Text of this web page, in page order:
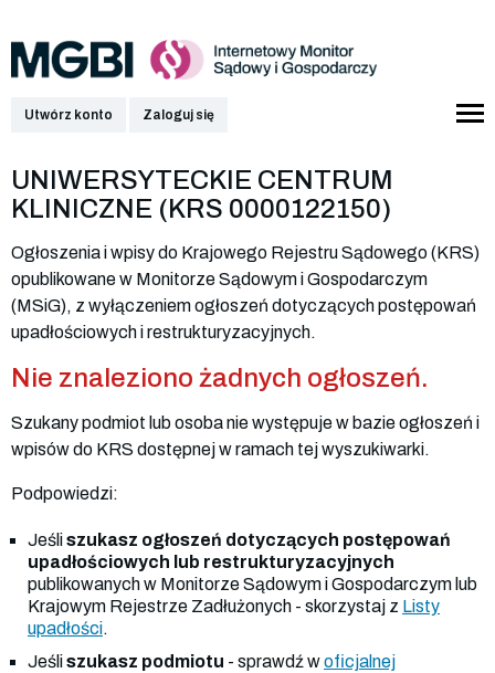
Utwórz konto Zaloguj się
UNIWERSYTECKIE CENTRUM
KLINICZNE (KRS 0000122150)
Ogłoszenia i wpisy do Krajowego Rejestru Sądowego (KRS)
opublikowane w Monitorze Sądowym i Gospodarczym
(MSiG), z wyłączeniem ogłoszeń dotyczących postępowań
upadłościowych i restrukturyzacyjnych.
Nie znaleziono żadnych ogłoszeń.
Szukany podmiot lub osoba nie występuje w bazie ogłoszeń i
wpisów do KRS dostępnej w ramach tej wyszukiwarki.
Podpowiedzi:
Jeśliszukasz ogłoszeń dotyczących postępowań
upadłościowych lub restrukturyzacyjnych
publikowanych w Monitorze Sądowym i Gospodarczym lub
Krajowym Rejestrze Zadłużonych - skorzystaj z Listy
upadłości.
Jeśliszukasz podmiotu - sprawdź woficjalnej